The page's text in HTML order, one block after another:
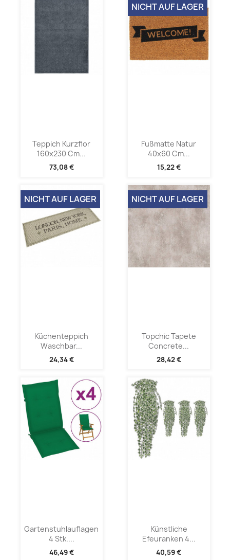
Teppich Kurzflor
160x230 Cm...
73,08 €
Fußmatte Natur
40x60 Cm...
15,22 €
NICHT AUF LAGER
Küchenteppich
Waschbar...
24,34 €
NICHT AUF LAGER
Topchic Tapete
Concrete...
28,42 €
NICHT AUF LAGER
Gartenstuhlauflagen
4 Stk....
46,49 €
Künstliche
Efeuranken 4...
40,59 €